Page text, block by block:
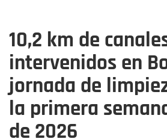
10,2 km de
intervenidos en
jornada de
la primera
de 2026